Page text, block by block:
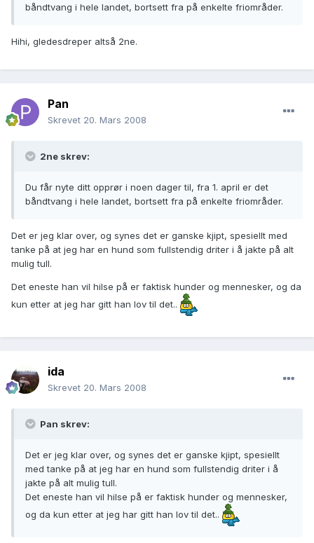
båndtvang i hele landet, bortsett fra på enkelte friområder.
Hihi, gledesdreper altså 2ne.
Pan
Skrevet 20. Mars 2008
2ne skrev:
Du får nyte ditt opprør i noen dager til, fra 1. april er det
båndtvang i hele landet, bortsett fra på enkelte friområder.
Det er jeg klar over, og synes det er ganske kjipt, spesiellt med
tanke på at jeg har en hund som fullstendig driter i å jakte på alt
mulig tull.
Det eneste han vil hilse på er faktisk hunder og mennesker, og da
kun etter at jeg har gitt han lov til det..
ida
Skrevet 20. Mars 2008
Pan skrev:
Det er jeg klar over, og synes det er ganske kjipt, spesiellt
med tanke på at jeg har en hund som fullstendig driter i å
jakte på alt mulig tull.
Det eneste han vil hilse på er faktisk hunder og mennesker,
og da kun etter at jeg har gitt han lov til det..